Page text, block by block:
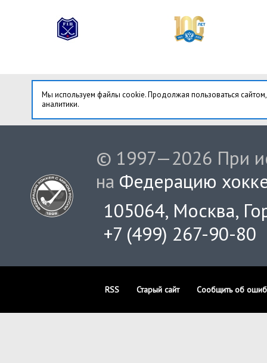
Мы используем файлы cookie. Продолжая пользоваться
аналитики.
© 1997—2026 При
на Федерацию
105064, Москва,
+7 (499) 267-90-80
RSS Старый сайт Сообщить об